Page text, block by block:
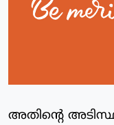
അതിന്റെ